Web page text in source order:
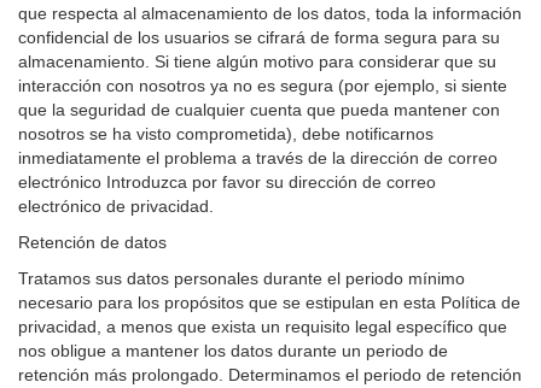
que respecta al almacenamiento de los datos, toda la información
confidencial de los usuarios se cifrará de forma segura para su
almacenamiento. Si tiene algún motivo para considerar que su
interacción con nosotros ya no es segura (por ejemplo, si siente
que la seguridad de cualquier cuenta que pueda mantener con
nosotros se ha visto comprometida), debe notificarnos
inmediatamente el problema a través de la dirección de correo
electrónico Introduzca por favor su dirección de correo
electrónico de privacidad.
Retención de datos
Tratamos sus datos personales durante el periodo mínimo
necesario para los propósitos que se estipulan en esta Política de
privacidad, a menos que exista un requisito legal específico que
nos obligue a mantener los datos durante un periodo de
retención más prolongado. Determinamos el periodo de retención